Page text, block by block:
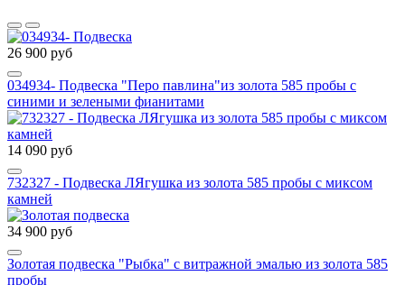
26 900 руб
034934- Подвеска "Перо павлина"из золота 585 пробы с
синими и зелеными фианитами
14 090 руб
732327 - Подвеска ЛЯгушка из золота 585 пробы с миксом
камней
34 900 руб
Золотая подвеска "Рыбка" с витражной эмалью из золота 585
пробы